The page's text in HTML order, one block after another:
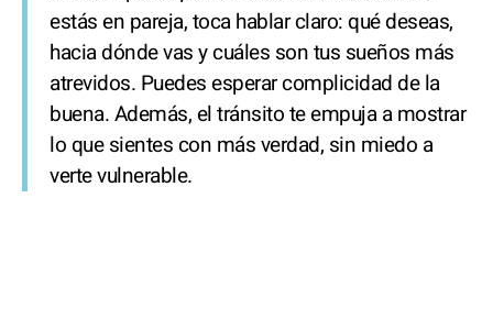
estás en pareja, toca hablar claro: qué deseas,
hacia dónde vas y cuáles son tus sueños más
atrevidos. Puedes esperar complicidad de la
buena. Además, el tránsito te empuja a mostrar
lo que sientes con más verdad, sin miedo a
verte vulnerable.